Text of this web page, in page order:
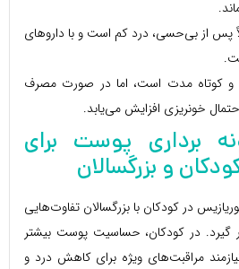
پس از بی‌حسی، درد کم است و با داروهای
و کوتاه مدت است، اما در صورت مصرف
خونریزی افزایش می‌یابد.
برداری پوست برای
و بزرگسالان
در کودکان با بزرگسالان تفاوت‌هایی
گیرد. در کودکان، حساسیت پوست بیشتر
مراقبت‌های ویژه برای کاهش درد و